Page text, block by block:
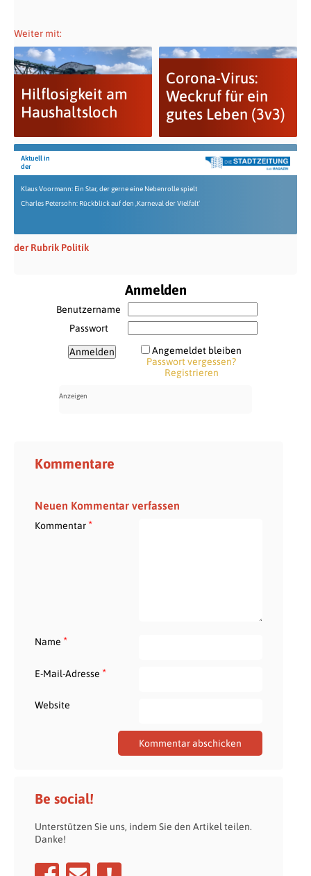
Weiter mit:
Hilflosigkeit am
Haushaltsloch
Corona-Virus:
Weckruf für ein
gutes Leben (3v3)
Aktuell in
der
Klaus Voormann: Ein Star, der gerne eine Nebenrolle spielt
Charles Petersohn: Rückblick auf den ‚Karneval der Vielfalt‘
der Rubrik Politik
Anmelden
Benutzername
Passwort
Angemeldet bleiben
Passwort vergessen?
Registrieren
Kommentare
Neuen Kommentar verfassen
Kommentar*
Name *
E-Mail-Adresse *
Website
Be social!
Unterstützen Sie uns, indem Sie den Artikel teilen.
Danke!